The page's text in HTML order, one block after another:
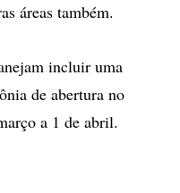
áreas também.
incluir uma
de abertura no
a 1 de abril.